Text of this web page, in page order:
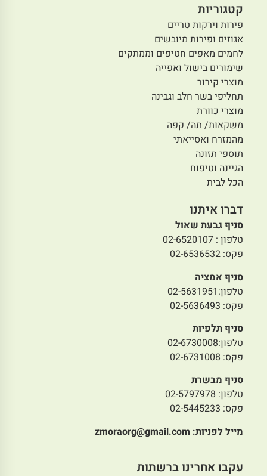
קטגוריות
פירות וירקות טריים
אגוזים ופירות מיובשים
לחמים מאפים חטיפים וממתקים
שימורים בישול ואפייה
מוצרי קירור
תחליפי בשר חלב וגבינה
מוצרי כוורת
משקאות/ תה/ קפה
מהמזרח ואסייאתי
תוספי תזונה
הגיינה וטיפוח
הכל לבית
דברו איתנו
סניף גבעת שאול
טלפון : 02-6520107
פקס: 02-6536532
סניף אמציה
טלפון:02-5631951
פקס: 02-5636493
סניף תלפיות
טלפון:02-6730008
פקס: 02-6731008
סניף מבשרת
טלפון: 02-5797978
פקס: 02-5445233
מייל לפניות: zmoraorg@gmail.com
עקבו אחרינו ברשתות